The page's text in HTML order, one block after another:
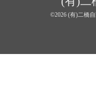
©2026 (有)二橋